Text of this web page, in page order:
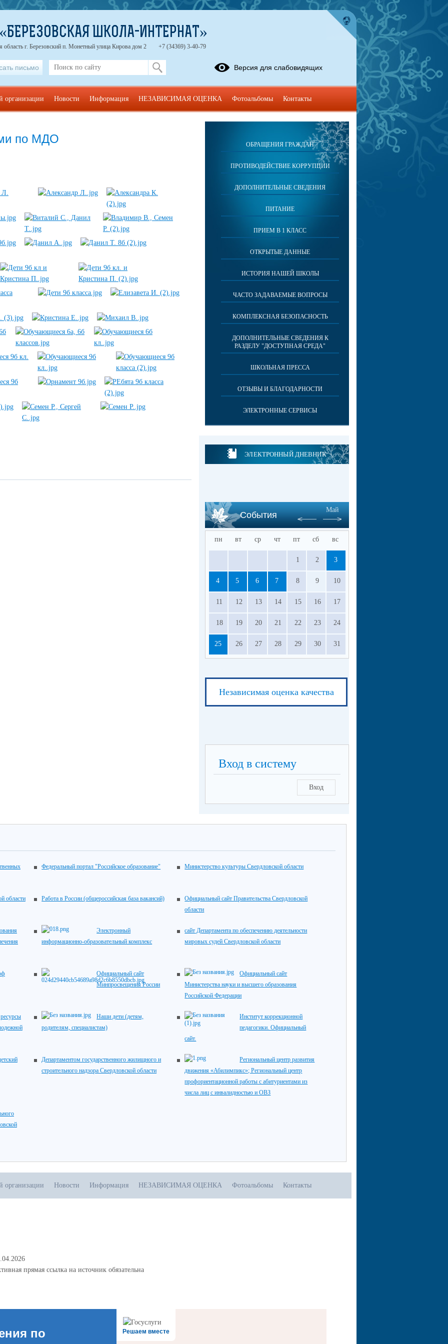
по МДО ОБРАЩЕНИЯ ГРАЖДАН
ПРОТИВОДЕЙСТВИЕ КОРРУПЦИИ
ДОПОЛНИТЕЛЬНЫЕ СВЕДЕНИЯ
ПИТАНИЕ
ПРИЕМ В 1 КЛАСС
ОТКРЫТЫЕ ДАННЫЕ
ИСТОРИЯ НАШЕЙ ШКОЛЫ
ЧАСТО ЗАДАВАЕМЫЕ ВОПРОСЫ
КОМПЛЕКСНАЯ БЕЗОПАСНОСТЬ
ДОПОЛНИТЕЛЬНЫЕ СВЕДЕНИЯ К
РАЗДЕЛУ "ДОСТУПНАЯ СРЕДА"
ШКОЛЬНАЯ ПРЕССА
ОТЗЫВЫ И БЛАГОДАРНОСТИ
ЭЛЕКТРОННЫЕ СЕРВИСЫ
ЭЛЕКТРОННЫЙ ДНЕВНИК
События
Май
пн вт ср чт пт сб вс
1 2 3
4 5 6 7 8 9 10
11 12 13 14 15 16 17
18 19 20 21 22 23 24
25 26 27 28 29 30 31
Независимая оценка качества
Вход в систему
Вход
Федеральный портал "Российское образование" Министерство культуры Свердловской области
области Работа в России (общероссийская база вакансий)
Официальный сайт Правительства Свердловской
области
Электронный
информационно-образовательный комплекс
сайт Департамента по обеспечению деятельности
мировых судей Свердловской области
Официальный сайт
Минпросвещения России
Официальный сайт
Министерства науки и высшего образования
Российской Федерации
Наши дети (детям,
родителям, специалистам)
Институт коррекционной
педагогики. Официальный
сайт.
Департаментом государственного жилищного и
строительного надзора Свердловской области
Региональный центр развития
движения «Абилимпикс»; Региональный центр
профориентационной работы с абитуриентами из
числа лиц с инвалидностью и ОВЗ
ШКОЛА-ИНТЕРНАТ»
область г. Березовский п. Монетный улица Кирова дом 2 +7 (34369) 3-40-79
письмо Версия для слабовидящих
организации Новости Информация НЕЗАВИСИМАЯ ОЦЕНКА Фотоальбомы Контакты
организации Новости Информация НЕЗАВИСИМАЯ ОЦЕНКА Фотоальбомы Контакты
прямая ссылка на источник обязательна
Решаем вместе
по